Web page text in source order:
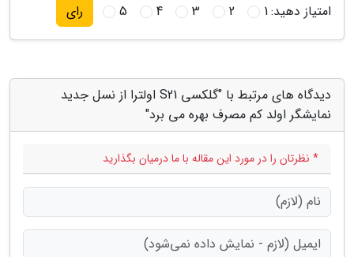
امتیاز دهید:1
2
3
4
5 رای
دیدگاه های مرتبط با "گلکسی S21 اولترا از نسل جدید
نمایشگر اولد کم مصرف بهره می برد"
* نظرتان را در مورد این مقاله با ما درمیان بگذارید